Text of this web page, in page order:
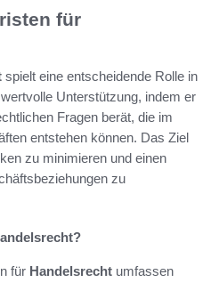
für
spielt eine entscheidende Rolle in
Unterstützung, indem er
Fragen berät, die im
entstehen können. Das Ziel
zu minimieren und einen
zu
für Handelsrecht umfassen